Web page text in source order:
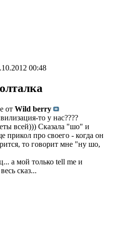
00:48
от Wild berry
то у нас????
всей))) Сказала "шо" и
прикол про своего - когда он
то говорит мне "ну шо,
а мой только tell me и
сказ...